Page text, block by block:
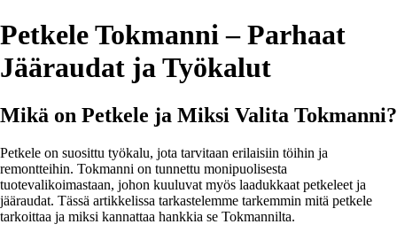
Petkele Tokmanni – Parhaat
Jääraudat ja Työkalut
Mikä on Petkele ja Miksi Valita Tokmanni?
Petkele on suosittu työkalu, jota tarvitaan erilaisiin töihin ja
remontteihin. Tokmanni on tunnettu monipuolisesta
tuotevalikoimastaan, johon kuuluvat myös laadukkaat petkeleet ja
jääraudat. Tässä artikkelissa tarkastelemme tarkemmin mitä petkele
tarkoittaa ja miksi kannattaa hankkia se Tokmannilta.